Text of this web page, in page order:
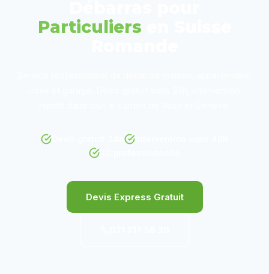
Particuliers
Devis Express Gratuit